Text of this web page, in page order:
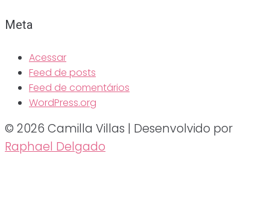
Meta
Acessar
Feed de posts
Feed de comentários
WordPress.org
© 2026 Camilla Villas | Desenvolvido por
Raphael Delgado